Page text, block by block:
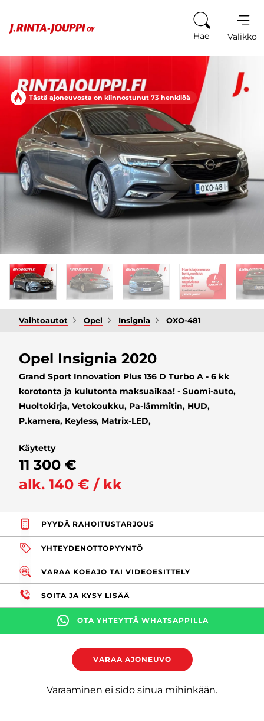
Hae Valikko
Tästä ajoneuvosta on kiinnostunut 73 henkilöä
Vaihtoautot Opel Insignia OXO-481
Opel Insignia 2020
Grand Sport Innovation Plus 136 D Turbo A - 6 kk
korotonta ja kulutonta maksuaikaa! - Suomi-auto,
Huoltokirja, Vetokoukku, Pa-lämmitin, HUD,
P.kamera, Keyless, Matrix-LED,
Käytetty
11 300 €
alk. 140 € / kk
PYYDÄ RAHOITUSTARJOUS
YHTEYDENOTTOPYYNTÖ
VARAA KOEAJO TAI VIDEOESITTELY
SOITA JA KYSY LISÄÄ
OTA YHTEYTTÄ WHATSAPPILLA
VARAA AJONEUVO
Varaaminen ei sido sinua mihinkään.